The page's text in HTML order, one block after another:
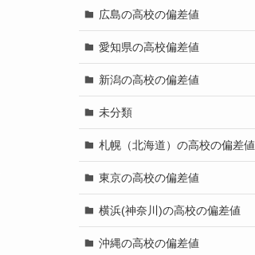
広島の高校の偏差値
愛知県の高校偏差値
新潟の高校の偏差値
未分類
札幌（北海道）の高校の偏差値
東京の高校の偏差値
横浜(神奈川)の高校の偏差値
沖縄の高校の偏差値